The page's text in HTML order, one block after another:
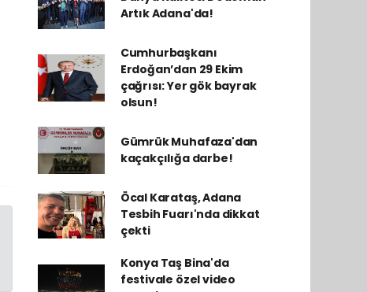
Artık Adana'da!
Cumhurbaşkanı
Erdoğan’dan 29 Ekim
çağrısı: Yer gök bayrak
olsun!
Gümrük Muhafaza'dan
kaçakçılığa darbe!
Öcal Karataş, Adana
Tesbih Fuarı'nda dikkat
çekti
Konya Taş Bina'da
festivale özel video